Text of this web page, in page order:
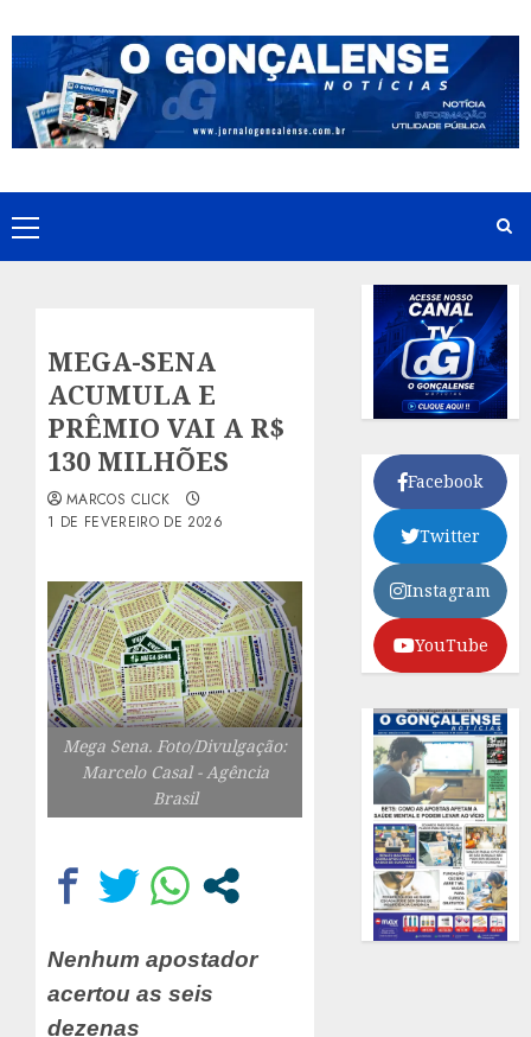
to
content
Primary
Menu
MEGA-SENA
ACUMULA E
PRÊMIO VAI A R$
130 MILHÕES
MARCOS CLICK
1 DE FEVEREIRO DE 2026
Mega Sena. Foto/Divulgação:
Marcelo Casal - Agência
Brasil
Nenhum apostador
acertou as seis
dezenas
Facebook
Twitter
Instagram
YouTube